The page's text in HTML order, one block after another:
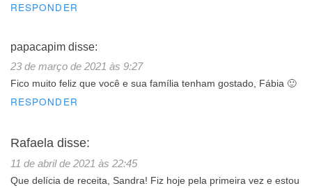
RESPONDER
papacapim disse:
23 de março de 2021 às 9:27
Fico muito feliz que você e sua família tenham gostado, Fábia 🙂
RESPONDER
Rafaela disse:
11 de abril de 2021 às 22:45
Que delícia de receita, Sandra! Fiz hoje pela primeira vez e estou